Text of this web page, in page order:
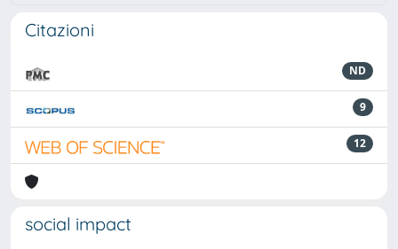
Citazioni
ND
9
12
social impact